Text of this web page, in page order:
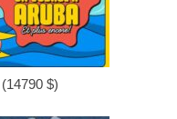
$)